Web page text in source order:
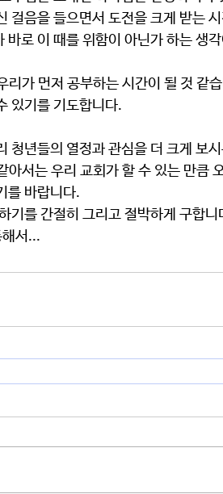
걸음을 들으면서 도전을 크게 받는
있기를 기도합니다.
서는 우리 교회가 할 수 있는 만큼
를 바랍니다.
기를 간절히 그리고 절박하게 구합니
서...